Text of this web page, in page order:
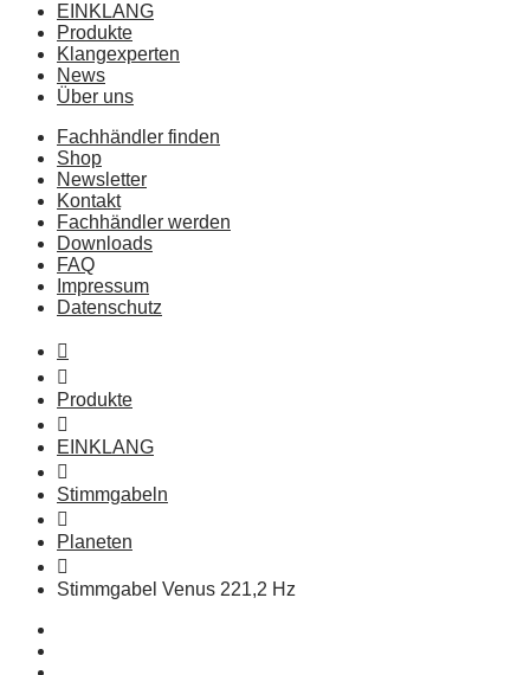
EINKLANG
Produkte
Klangexperten
News
Über uns
Fachhändler finden
Shop
Newsletter
Kontakt
Fachhändler werden
Downloads
FAQ
Impressum
Datenschutz
Produkte
EINKLANG
Stimmgabeln
Planeten
Stimmgabel Venus 221,2 Hz